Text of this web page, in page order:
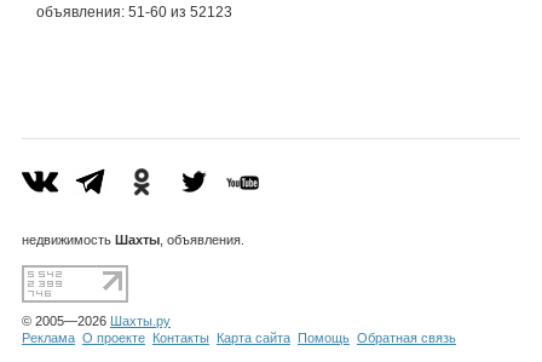
объявления: 51-60 из 52123
недвижимость Шахты, объявления.
© 2005—2026
Шахты.ру
Реклама О проекте Контакты Карта сайта Помощь Обратная связь